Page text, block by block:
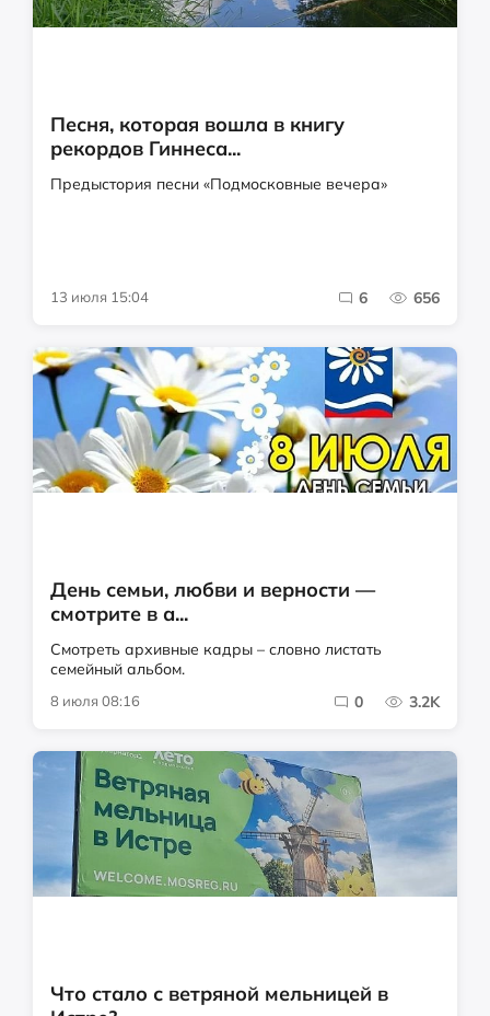
Песня, которая вошла в книгу
рекордов Гиннеса...
Предыстория песни «Подмосковные вечера»
13 июля 15:04 6 656
День семьи, любви и верности —
смотрите в а...
Смотреть архивные кадры – словно листать
семейный альбом.
8 июля 08:16 0 3.2K
Что стало с ветряной мельницей в